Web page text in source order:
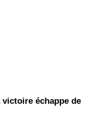
échappe de